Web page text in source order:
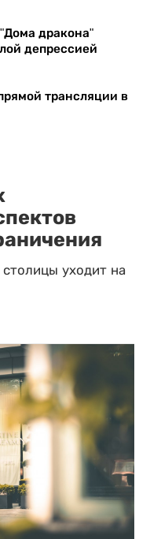
дракона"
депрессией
трансляции в
уходит на